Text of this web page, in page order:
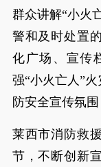
群众讲解“小火
警和及时处置
化广场、宣传
强“小火亡人”
防安全宣传氛
莱西市消防救
节，不断创新